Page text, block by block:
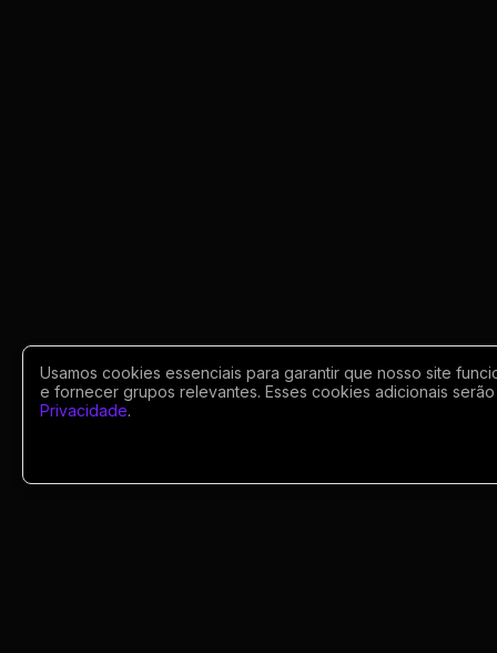
Usamos cookies essenciais para garantir que nosso site
e fornecer grupos relevantes. Esses cookies adicionais
Privacidade.